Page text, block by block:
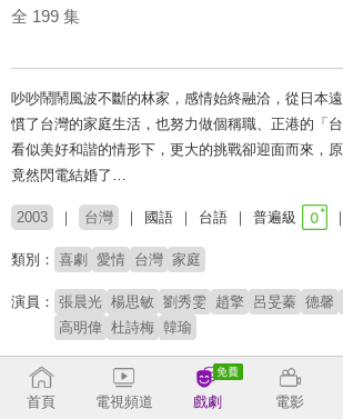
全 199 集
吵吵鬧鬧風波不斷的林家，感情始終融洽，從日本
慣了台灣的家庭生活，也努力做個稱職、正港的「
看似美好和諧的情形下，更大的挑戰卻迎面而來，
竟然閃電結婚了…
2003 台灣 國語 台語 普遍級
類別： 喜劇 愛情 台灣 家庭
演員： 張晨光 楊思敏 劉秀雯 趙擎 呂旻蓁 德馨
高明偉 杜詩梅 韓瑜
導演：
首頁 電視頻道 戲劇 電影